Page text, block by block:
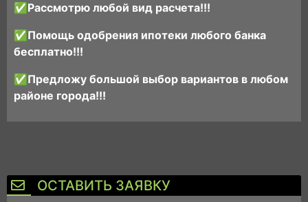
ОСТАВИТЬ ЗАЯВКУ
✅Рассмотрю любой вид расчета!!!
✅Помощь одобрения ипотеки любого банка
бесплатно!!!
✅Предложу большой выбор вариантов в любом
районе города!!!